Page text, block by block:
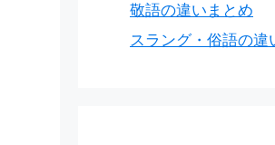
敬語の違いまとめ
スラング・俗語の違